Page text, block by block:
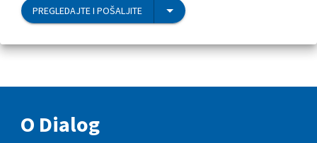
PREGLEDAJTE I POŠALJITE
O Dialog